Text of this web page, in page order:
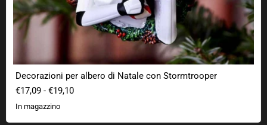
Decorazioni per albero di Natale con Stormtrooper
€17,09 - €19,10
In magazzino